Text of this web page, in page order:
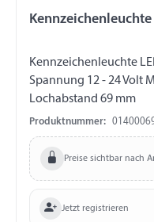
Kennzeichenleuchte
Kennzeichenleuchte
Spannung 12 - 24 Volt
Lochabstand 69 mm
Produktnummer:
Preise sichtbar nach
Jetzt registrieren